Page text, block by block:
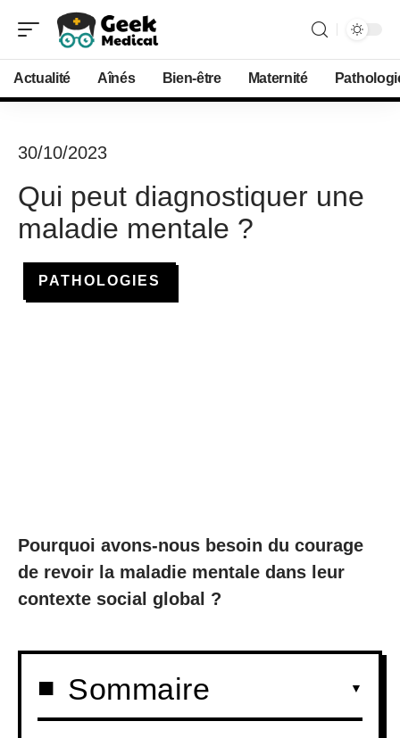
Actualité Aînés Bien-être Maternité
30/10/2023
Qui peut diagnostiquer une
maladie mentale ?
PATHOLOGIES
Pourquoi avons-nous besoin du courage
de revoir la maladie mentale dans leur
contexte social global ?
Sommaire